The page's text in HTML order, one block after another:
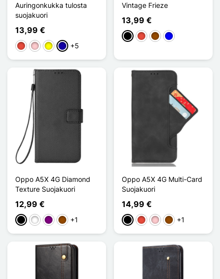
Auringonkukka tulosta
suojakuori
13,99 €
Punainen
PinkkiKeltainenBleu Foncé
+5
Vintage Frieze
13,99 €
MustaPunainen
RuskeaSininen
Oppo A5X 4G Diamond
Texture Suojakuori
12,99 €
MustaValkoinen
VioletRuskea
+1
Oppo A5X 4G Multi-Card
Suojakuori
14,99 €
MustaPunainen
PinkkiRuskea
+1